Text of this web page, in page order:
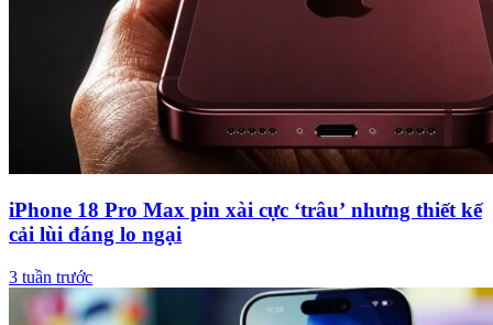
iPhone 18 Pro Max pin xài cực ‘trâu’ nhưng thiết kế
cải lùi đáng lo ngại
3 tuần trước